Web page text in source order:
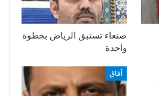
صنعاء تستبق الرياض بخطوة
واحدة
آفاق